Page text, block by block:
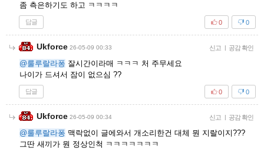
좀 측은하기도 하고 ㅋㅋㅋㅋ
답글 0
0
Ukforce 26-05-09 00:33 신고 | 공감 확인
@룰루랄라퐁 잘시간이라매 ㅋㅋㅋ 처 주무세요
나이가 드셔서 잠이 없으심 ??
답글 0
0
Ukforce 26-05-09 00:34 신고 | 공감 확인
@룰루랄라퐁 맥락없이 글에와서 개소리한건 대체 뭔 지랄이지???
그딴 새끼가 뭔 정상인척 ㅋㅋㅋㅋㅋㅋㅋ